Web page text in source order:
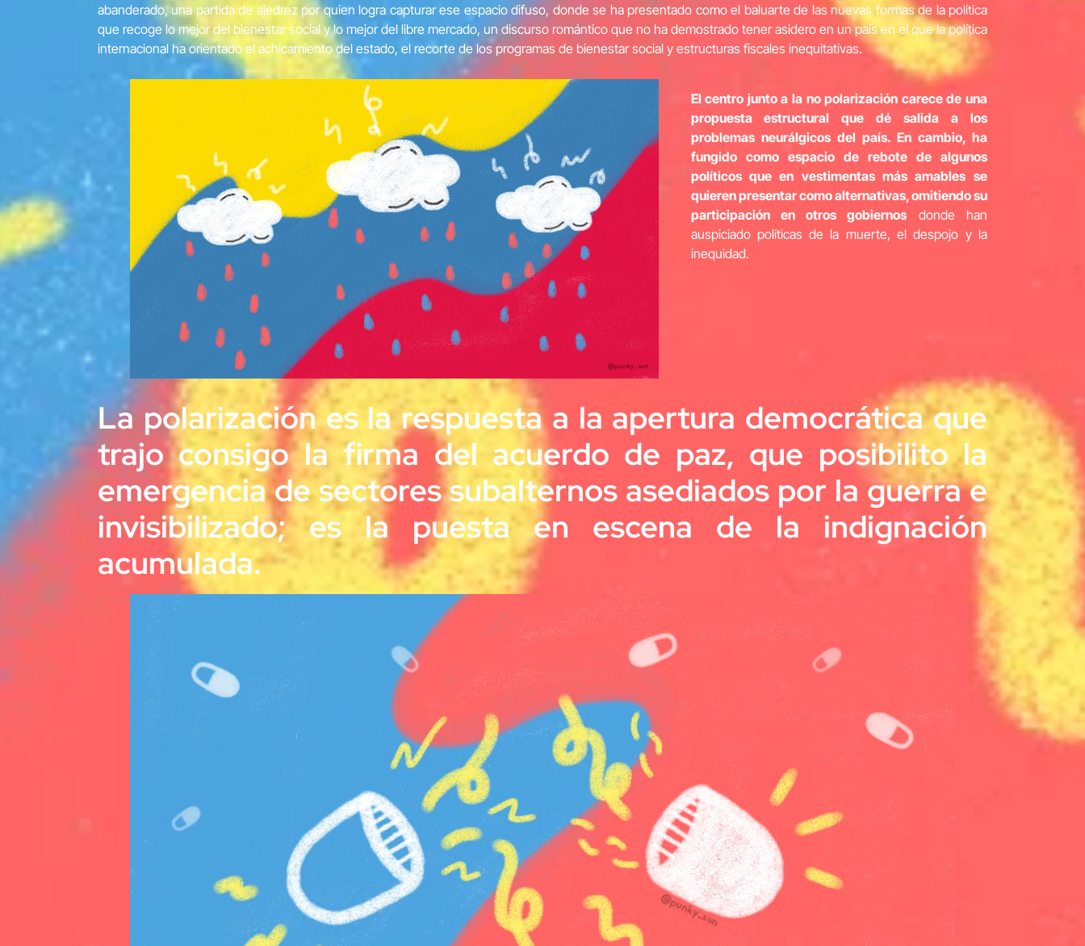
abanderado, una partida de ajedrez por quien logra capturar ese espacio difuso, donde se ha presentado como el baluarte de las nuevas formas de la política
que recoge lo mejor del bienestar social y lo mejor del libre mercado, un discurso romántico que no ha demostrado tener asidero en un país en el que la política
internacional ha orientado el achicamiento del estado, el recorte de los programas de bienestar social y estructuras fiscales inequitativas.
El centro junto a la no polarización carece de una
propuesta estructural que dé salida a los
problemas neurálgicos del país. En cambio, ha
fungido como espacio de rebote de algunos
políticos que en vestimentas más amables se
quieren presentar como alternativas, omitiendo su
participación en otros gobiernos donde han
auspiciado políticas de la muerte, el despojo y la
inequidad.
La polarización es la respuesta a la apertura democrática que
trajo consigo la firma del acuerdo de paz, que posibilito la
emergencia de sectores subalternos asediados por la guerra e
invisibilizado; es la puesta en escena de la indignación
acumulada.